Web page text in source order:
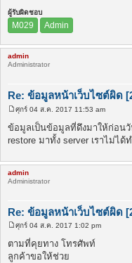
ผู้รับผิดชอบ
M029 Admin
admin
Administrator
Re: ข้อมูลหน้าเว็บไซต์ผิด
โ
พ
ส
ต์
ศุกร์ 04 ส.ค. 2017 11:53 am
ข้อมูลเป็นข้อมูลที่ดึงมาให้ก่อน
restore มาทั้ง server เราไม่ไ
admin
Administrator
Re: ข้อมูลหน้าเว็บไซต์ผิด
โ
พ
ส
ต์
ศุกร์ 04 ส.ค. 2017 1:02 pm
ตามที่คุยทาง โทรศัพท์
ลูกค้าขอให้ช่วย